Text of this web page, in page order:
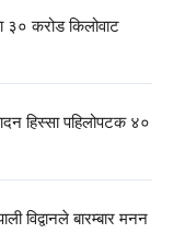
३० करोड किलोवाट
हिस्सा पहिलोपटक ४०
विद्वानले बारम्बार मनन